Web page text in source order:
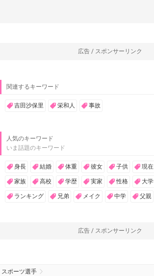
広告 / スポンサーリンク
関連するキーワード
吉田沙保里 栄和人 事故
人気のキーワード
いま話題のキーワード
身長 結婚 体重 彼女 子供 現在
家族 高校 学歴 実家 性格 大学
ランキング 兄弟 メイク 中学 父親
広告 / スポンサーリンク
スポーツ選手